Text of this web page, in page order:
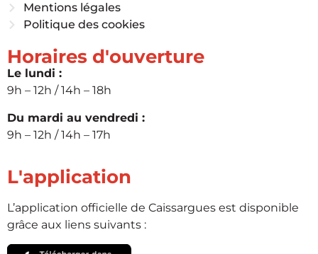
Mentions légales
Politique des cookies
Horaires d'ouverture
Le lundi :
9h – 12h / 14h – 18h
Du mardi au vendredi :
9h – 12h / 14h – 17h
L'application
L’application officielle de Caissargues est disponible
grâce aux liens suivants :